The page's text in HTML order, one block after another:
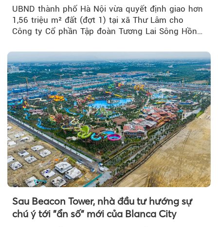
UBND thành phố Hà Nội vừa quyết định giao hơn
1,56 triệu m² đất (đợt 1) tại xã Thư Lâm cho
Công ty Cổ phần Tập đoàn Tương Lai Sông Hồng
Sau Beacon Tower, nhà đầu tư hướng sự
chú ý tới "ẩn số" mới của Blanca City